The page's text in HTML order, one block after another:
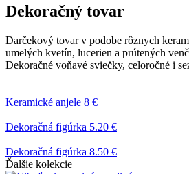
Dekoračný tovar
Darčekový tovar v podobe rôznych
umelých kvetín, lucerien a prútených
Dekoračné voňavé sviečky, celoročné i
Keramické anjele 8 €
Dekoračná figúrka 5.20 €
Dekoračná figúrka 8.50 €
Ďalšie kolekcie